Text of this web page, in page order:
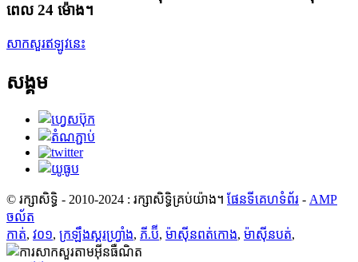
ពេល 24 ម៉ោង។
សាកសួរឥឡូវនេះ
សង្គម
© រក្សាសិទ្ធិ - 2010-2024 : រក្សាសិទ្ធិគ្រប់យ៉ាង។ ផែនទីគេហទំព័រ - AMP
ចល័ត
កាត់, វ០១, ក្រឡឹងស្គរហ្វ្រាំង, ភី.ប៊ី, ម៉ាស៊ីនពត់កោង, ម៉ាស៊ីនបត់,